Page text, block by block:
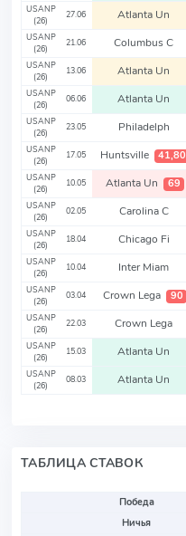
USANP
(26)
27.06 Atlanta Un
USANP
(26)
21.06 Columbus C
USANP
(26)
13.06 Atlanta Un
USANP
(26)
06.06 Atlanta Un
USANP
(26)
23.05 Philadelph
USANP
(26)
17.05 Huntsville 41,80
USANP
(26)
10.05 Atlanta Un 69
USANP
(26)
02.05 Carolina C
USANP
(26)
18.04 Chicago Fi
USANP
(26)
10.04 Inter Miam
USANP
(26)
03.04 Crown Lega 90
USANP
(26)
22.03 Crown Lega
USANP
(26)
15.03 Atlanta Un
USANP
(26)
08.03 Atlanta Un
ТАБЛИЦА СТАВОК
Победа
Ничья